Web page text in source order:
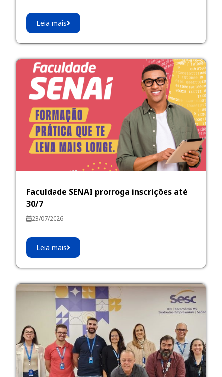
Leia mais
Faculdade SENAI prorroga inscrições até
30/7
23/07/2026
Leia mais